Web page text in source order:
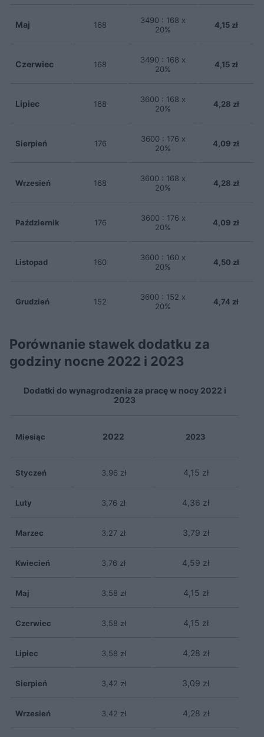
Maj 168
3490 : 168 x
20%
4,15 zł
Czerwiec 168
3490 : 168 x
20%
4,15 zł
Lipiec 168
3600 : 168 x
20%
4,28 zł
Sierpień 176
3600 : 176 x
20%
4,09 zł
Wrzesień 168
3600 : 168 x
20%
4,28 zł
Październik 176
3600 : 176 x
20%
4,09 zł
Listopad 160
3600 : 160 x
20%
4,50 zł
Grudzień 152
3600 : 152 x
20%
4,74 zł
Porównanie stawek dodatku za
godziny nocne 2022 i 2023
Dodatki do wynagrodzenia za pracę w nocy 2022 i
2023
Miesiąc 2022 2023
Styczeń 3,96 zł 4,15 zł
Luty 3,76 zł 4,36 zł
Marzec 3,27 zł 3,79 zł
Kwiecień 3,76 zł 4,59 zł
Maj 3,58 zł 4,15 zł
Czerwiec 3,58 zł 4,15 zł
Lipiec 3,58 zł 4,28 zł
Sierpień 3,42 zł 3,09 zł
Wrzesień 3,42 zł 4,28 zł